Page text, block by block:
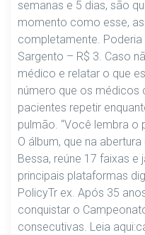
semanas e 5 dias, são
momento como esse,
completamente. Poderia
Sargento – R$ 3. Caso
médico e relatar o que
número que os médicos
pacientes repetir
pulmão. “Você lembra o
O álbum, que na
Bessa, reúne 17 faixas
principais plataformas
PolicyTr ex. Após 35
conquistar o
consecutivas. Leia